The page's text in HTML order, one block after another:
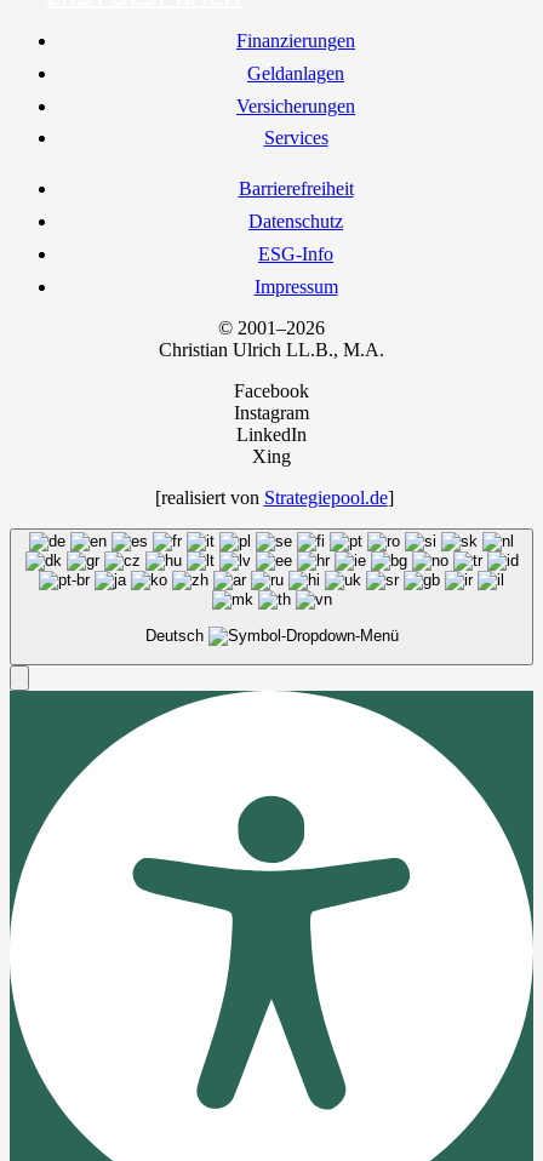
Finan­zie­run­gen
Geld­an­la­gen
Ver­si­che­run­gen
Ser­vices
Bar­rie­re­frei­heit
Daten­schutz
ESG-Info
Impres­sum
© 2001–2026
Chris­ti­an Ulrich LL.B., M.A.
Facebook
Instagram
LinkedIn
Xing
[rea­li­siert von Strategiepool.de]
Deutsch